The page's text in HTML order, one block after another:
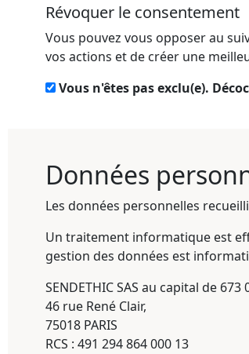
Révoquer le consentement
Vous pouvez vous opposer au
vos actions et de créer une
Vous n'êtes pas exclu(e).
Données
Les données personnelles
Un traitement informatique est
gestion des données est
SENDETHIC SAS au capital de 673
46 rue René Clair,
75018 PARIS
RCS : 491 294 864 000 13